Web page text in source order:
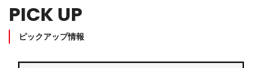
PICK UP
ピックアップ情報